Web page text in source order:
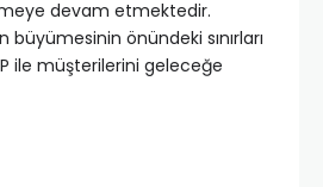
devam etmektedir.
büyümesinin önündeki sınırları
ile müşterilerini geleceğe